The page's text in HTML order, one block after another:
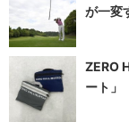
が一変
ZERO
ート」